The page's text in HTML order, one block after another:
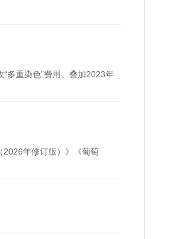
多重染色”费用。叠加2023年
2026年修订版）》《葡萄